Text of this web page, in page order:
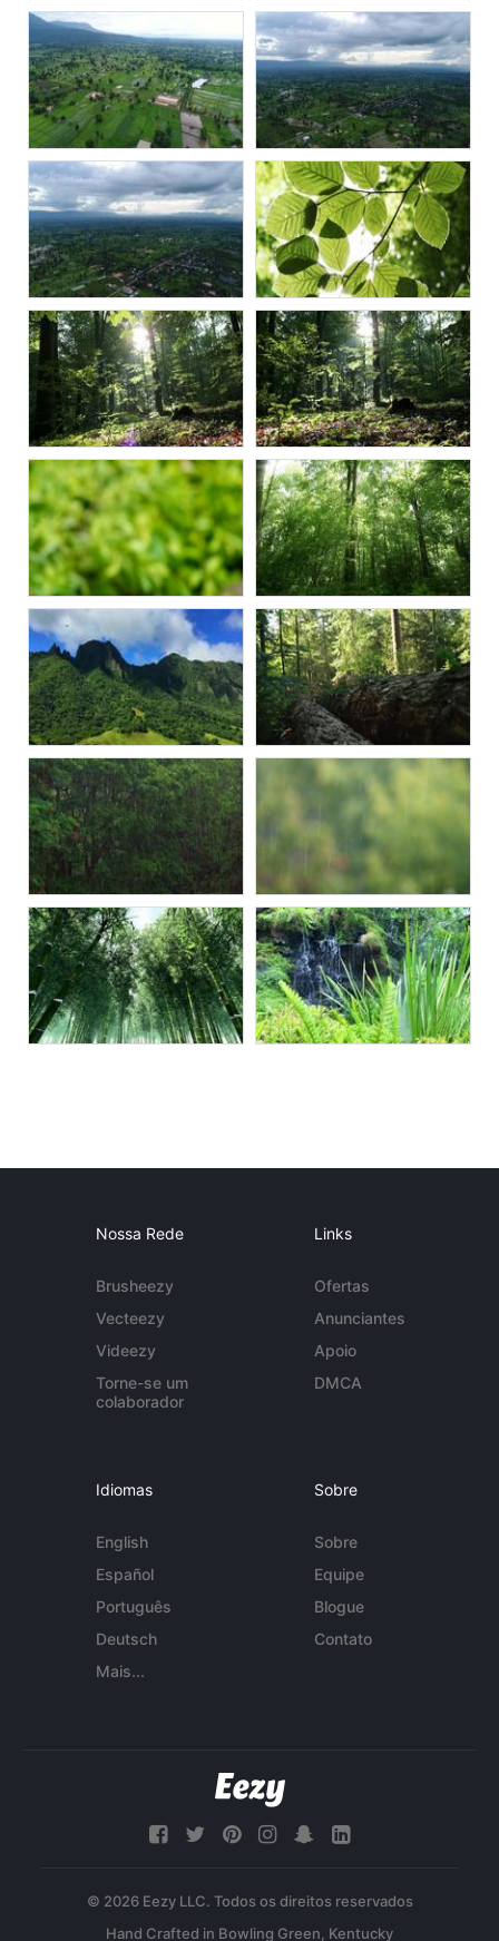
Nossa Rede
Brusheezy
Vecteezy
Videezy
Torne-se um
colaborador
Links
Ofertas
Anunciantes
Apoio
DMCA
Idiomas
English
Español
Português
Deutsch
Mais...
Sobre
Sobre
Equipe
Blogue
Contato
© 2026 Eezy LLC. Todos os direitos reservados